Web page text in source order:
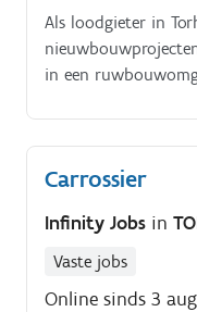
Als loodgieter in
in een
Carrossier
Infinity Jobs in
Vaste jobs
Online sinds 3